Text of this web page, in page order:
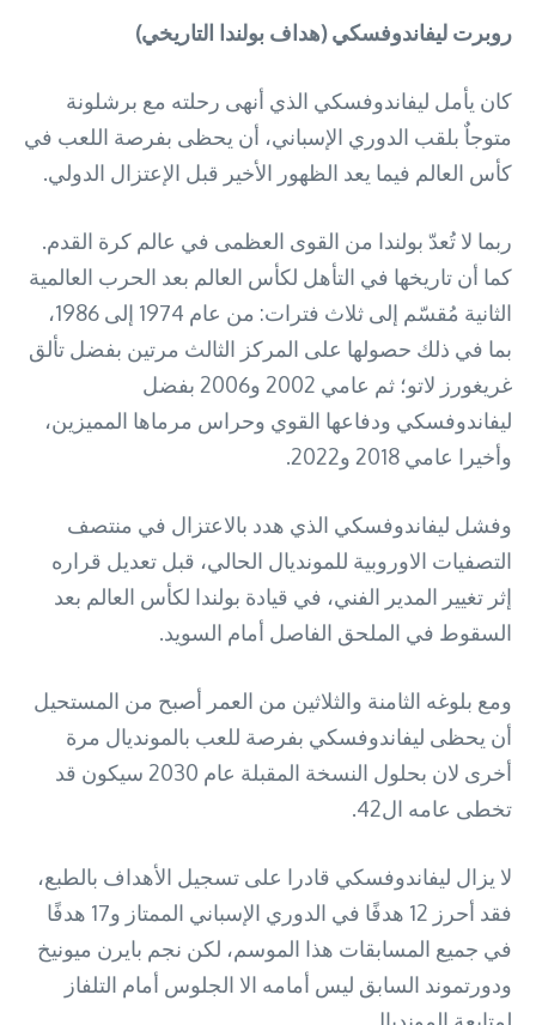
روبرت ليفاندوفسكي (هداف بولندا التاريخي)
كان يأمل ليفاندوفسكي الذي أنهى رحلته مع برشلونة
متوجاٌ بلقب الدوري الإسباني، أن يحظى بفرصة اللعب في
كأس العالم فيما يعد الظهور الأخير قبل الإعتزال الدولي.
ربما لا تُعدّ بولندا من القوى العظمى في عالم كرة القدم.
كما أن تاريخها في التأهل لكأس العالم بعد الحرب العالمية
الثانية مُقسّم إلى ثلاث فترات: من عام 1974 إلى 1986،
بما في ذلك حصولها على المركز الثالث مرتين بفضل تألق
غريغورز لاتو؛ ثم عامي 2002 و2006 بفضل
ليفاندوفسكي ودفاعها القوي وحراس مرماها المميزين،
وأخيرا عامي 2018 و2022.
وفشل ليفاندوفسكي الذي هدد بالاعتزال في منتصف
التصفيات الاوروبية للمونديال الحالي، قبل تعديل قراره
إثر تغيير المدير الفني، في قيادة بولندا لكأس العالم بعد
السقوط في الملحق الفاصل أمام السويد.
ومع بلوغه الثامنة والثلاثين من العمر أصبح من المستحيل
أن يحظى ليفاندوفسكي بفرصة للعب بالمونديال مرة
أخرى لان بحلول النسخة المقبلة عام 2030 سيكون قد
تخطى عامه ال42.
لا يزال ليفاندوفسكي قادرا على تسجيل الأهداف بالطبع،
فقد أحرز 12 هدفًا في الدوري الإسباني الممتاز و17 هدفًا
في جميع المسابقات هذا الموسم، لكن نجم بايرن ميونيخ
ودورتموند السابق ليس أمامه الا الجلوس أمام التلفاز